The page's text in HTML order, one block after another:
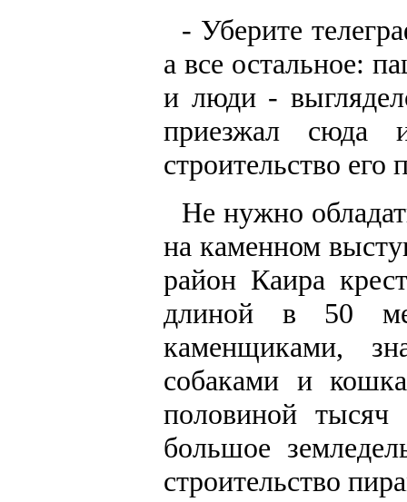
- Уберите
а все остальное:
и люди -
приезжал сюда
строительство
Не нужно
на каменном
район Каира
длиной в 50
каменщиками,
собаками и
половиной тысяч
большое
строительство